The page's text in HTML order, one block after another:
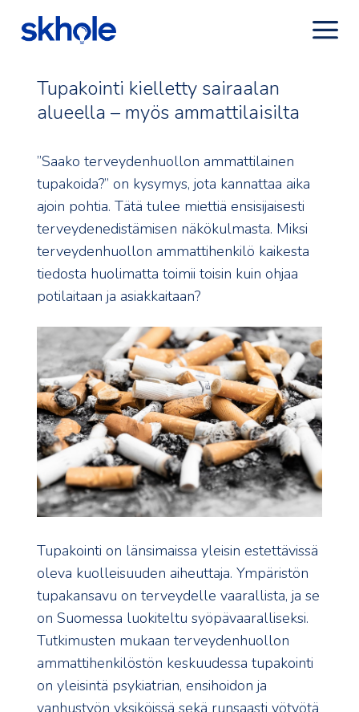
Tupakointi kielletty sairaalan
alueella – myös ammattilaisilta
”Saako terveydenhuollon ammattilainen
tupakoida?” on kysymys, jota kannattaa aika
ajoin pohtia. Tätä tulee miettiä ensisijaisesti
terveydenedistämisen näkökulmasta. Miksi
terveydenhuollon ammattihenkilö kaikesta
tiedosta huolimatta toimii toisin kuin ohjaa
potilaitaan ja asiakkaitaan?
Tupakointi on länsimaissa yleisin estettävissä
oleva kuolleisuuden aiheuttaja. Ympäristön
tupakansavu on terveydelle vaarallista, ja se
on Suomessa luokiteltu syöpävaaralliseksi.
Tutkimusten mukaan terveydenhuollon
ammattihenkilöstön keskuudessa tupakointi
on yleisintä psykiatrian, ensihoidon ja